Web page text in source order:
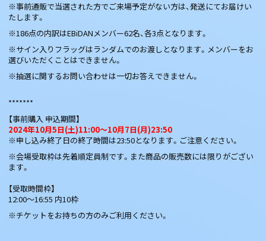
※事前通販で当選された方でご来場予定がない方は、発送にてお届けい
たします。
※186点の内訳はEBiDANメンバー62名、各3点となります。
※サイン入りフラッグはランダムでのお渡しとなります。メンバーをお
選びいただくことはできません。
※抽選に関するお問い合わせは一切お答えできません。
*******
【事前購入 申込期間】
2024年10月5日(土)11:00～10月7日(月)23:50
※申し込み終了日の終了時間は23:50となります。ご注意ください。
※会場受取枠は先着順定員制です。また商品の販売数には限りがござい
ます。
【受取時間枠】
12:00～16:55 内10枠
※チケットをお持ちの方のみご利用ください。